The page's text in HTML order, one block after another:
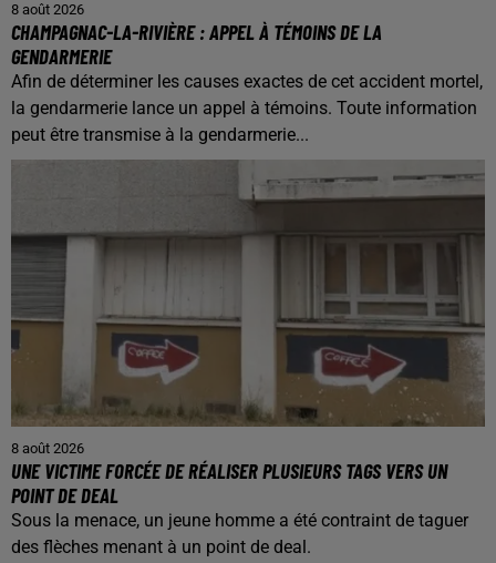
8 août 2026
CHAMPAGNAC-LA-RIVIÈRE : APPEL À TÉMOINS DE LA
GENDARMERIE
Afin de déterminer les causes exactes de cet accident mortel,
la gendarmerie lance un appel à témoins. Toute information
peut être transmise à la gendarmerie...
8 août 2026
UNE VICTIME FORCÉE DE RÉALISER PLUSIEURS TAGS VERS UN
POINT DE DEAL
Sous la menace, un jeune homme a été contraint de taguer
des flèches menant à un point de deal.